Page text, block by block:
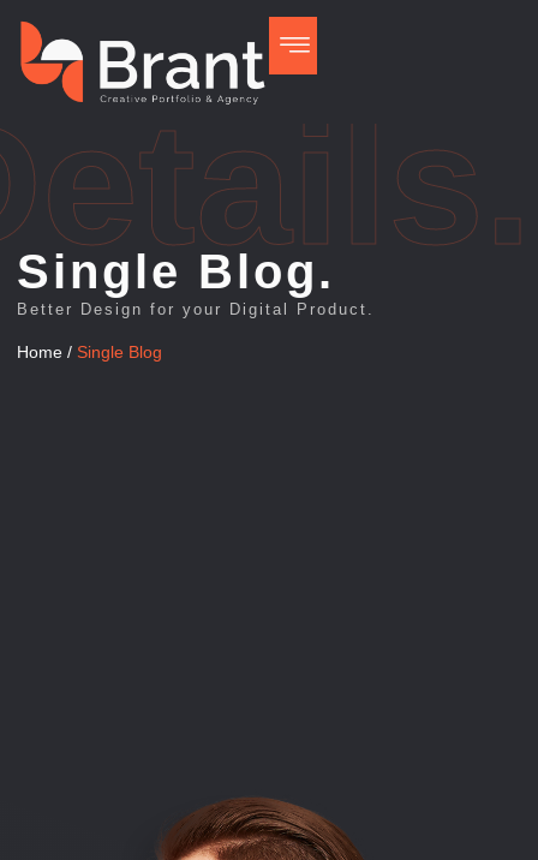
Single Blog.
Better Design for your Digital Product.
Home /Single Blog